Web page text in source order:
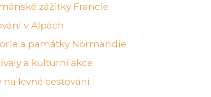
zážitky Francie
v Alpách
a památky Normandie
a kulturní akce
na levné cestování